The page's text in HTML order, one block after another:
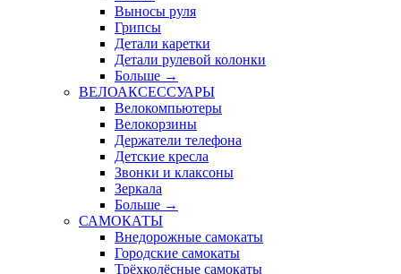
Выносы руля
Грипсы
Детали каретки
Детали рулевой колонки
Больше →
ВЕЛОАКСЕССУАРЫ
Велокомпьютеры
Велокорзины
Держатели телефона
Детские кресла
Звонки и клаксоны
Зеркала
Больше →
САМОКАТЫ
Внедорожные самокаты
Городские самокаты
Трёхколёсные самокаты